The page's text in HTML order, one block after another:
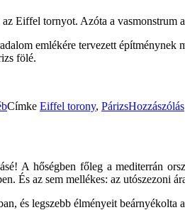
Eiffel tornyot. Azóta a
emlékére tervezett
fölé.
Címke Eiffel torony, PárizsHozzászólás
A hőségben főleg a mediterrán
És az sem mellékes: az utószezoni
és legszebb élményeit beárnyékolta